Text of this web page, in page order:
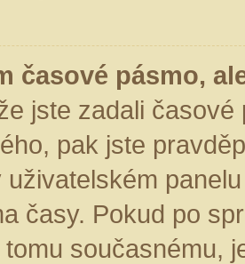
časové pásmo,
jste zadali
pak jste
časy. Pokud po
současnému,